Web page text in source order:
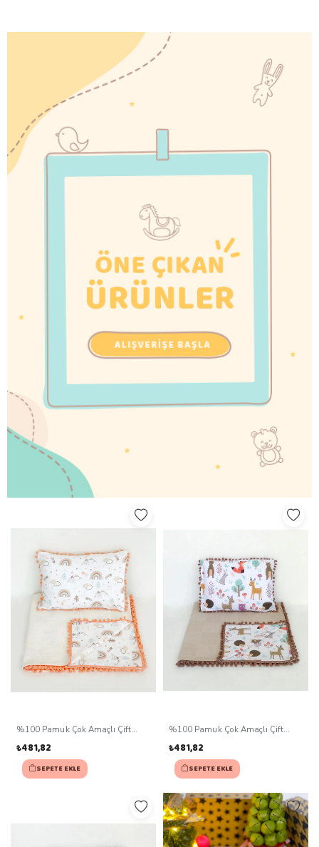
%100 Pamuk Çok Amaçlı Çift
₺481,82
SEPETE EKLE
%100 Pamuk Çok Amaçlı Çift
₺481,82
SEPETE EKLE